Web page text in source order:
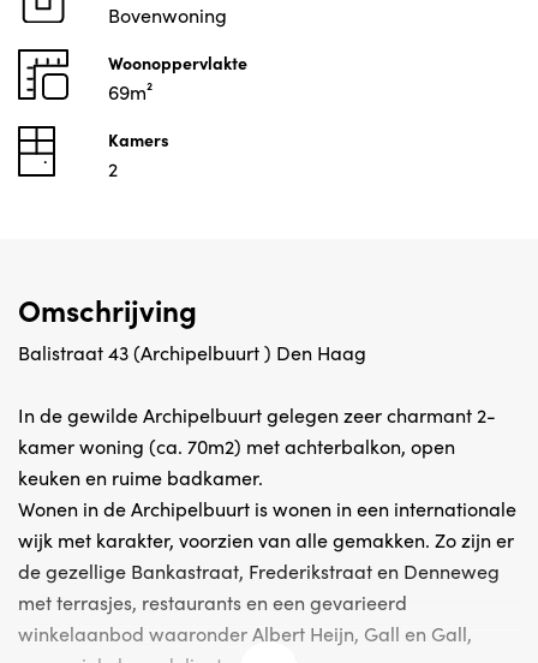
Bovenwoning
Woonoppervlakte
69m²
Kamers
2
Omschrijving
Balistraat 43 (Archipelbuurt ) Den Haag
In de gewilde Archipelbuurt gelegen zeer charmant 2-
kamer woning (ca. 70m2) met achterbalkon, open
keuken en ruime badkamer.
Wonen in de Archipelbuurt is wonen in een internationale
wijk met karakter, voorzien van alle gemakken. Zo zijn er
de gezellige Bankastraat, Frederikstraat en Denneweg
met terrasjes, restaurants en een gevarieerd
winkelaanbod waaronder Albert Heijn, Gall en Gall,